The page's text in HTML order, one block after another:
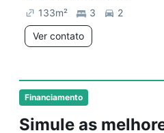
Financiamento
Simule as
133m² 3
2
Ver contato